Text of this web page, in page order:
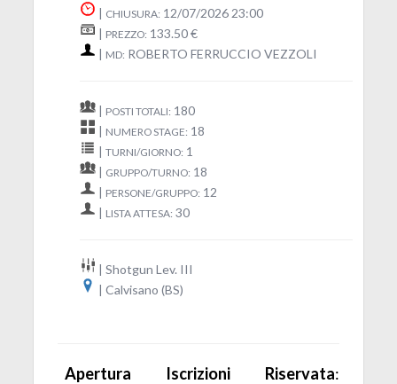
| CHIUSURA: 12/07/2026 23:00
| PREZZO: 133.50 €
| MD: ROBERTO FERRUCCIO VEZZOLI
| POSTI TOTALI: 180
| NUMERO STAGE: 18
|TURNI/GIORNO: 1
| GRUPPO/TURNO: 18
| PERSONE/GRUPPO: 12
| LISTA ATTESA: 30
| Shotgun Lev. III
| Calvisano (BS)
Apertura Iscrizioni Riservata: